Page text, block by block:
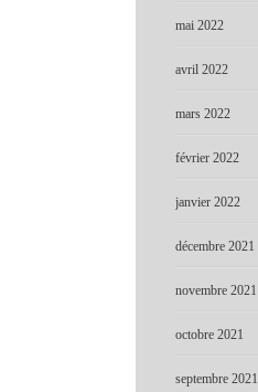
mai 2022
avril 2022
mars 2022
février 2022
janvier 2022
décembre 2021
novembre 2021
octobre 2021
septembre 2021